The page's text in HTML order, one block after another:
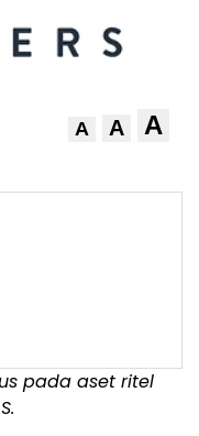
A A A
pada aset ritel